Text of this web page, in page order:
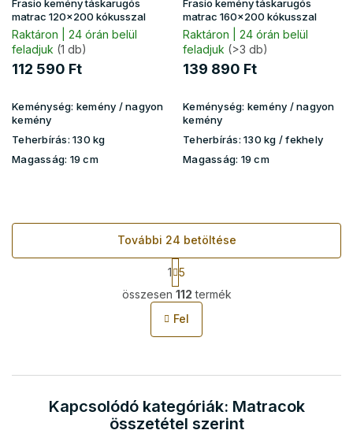
Frasio kemény táskarugós
matrac 120x200 kókusszal
Raktáron | 24 órán belül
feladjuk (1 db)
112 590 Ft
Keménység: kemény / nagyon
kemény
Teherbírás: 130 kg
Magasság: 19 cm
Frasio kemény táskarugós
matrac 160x200 kókusszal
Raktáron | 24 órán belül
feladjuk (>3 db)
139 890 Ft
Keménység: kemény / nagyon
kemény
Teherbírás: 130 kg​​​​ / fekhely
Magasság: 19 cm
L
i
s
r
n
y
További 24 betöltése
L
a
p
o
z
1 5
összesen 112 termék
Fel
Kapcsolódó kategóriák: Matracok
összetétel szerint